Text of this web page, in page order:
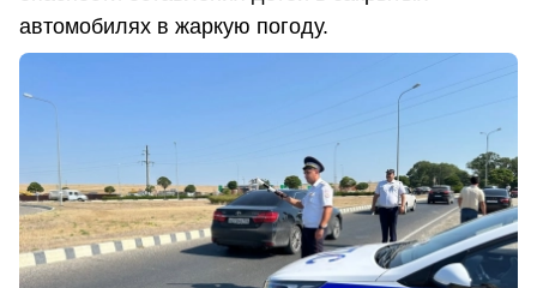
автомобилях в жаркую погоду.